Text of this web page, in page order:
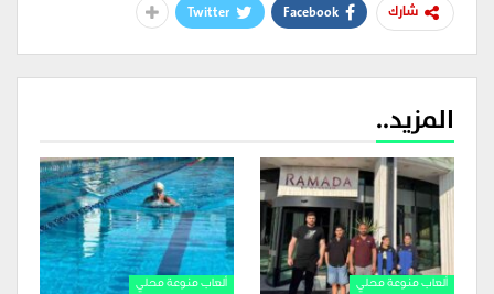
شارك Facebook
Twitter
المزيد..
ألعاب منوعة محلي ألعاب منوعة محلي